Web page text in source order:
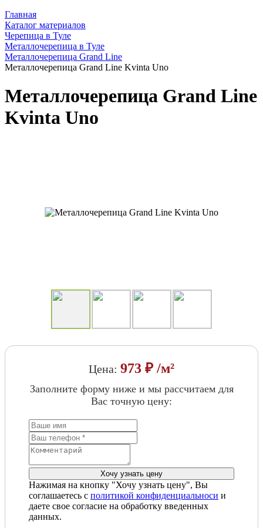
Главная
Каталог материалов
Черепица в Туле
Металлочерепица в Туле
Металлочерепица Grand Line
Металлочерепица Grand Line Kvinta Uno
Металлочерепица Grand Line
Kvinta Uno
Цена: 973 ₽ /м²
Заполните форму ниже и мы рассчитаем для
Вас точную цену:
Нажимая на кнопку "Хочу узнать цену", Вы
соглашаетесь с политикой конфиденциальноси и
даете свое согласие на обработку введенных
данных.